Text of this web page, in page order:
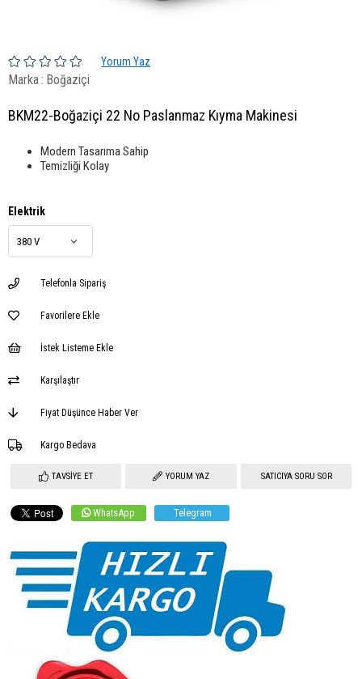
Yorum Yaz
Marka: Boğaziçi
BKM22-Boğaziçi 22 No Paslanmaz Kıyma Makinesi
Modern Tasarıma Sahip
Temizliği Kolay
Elektrik
Telefonla Sipariş
Favorilere Ekle
İstek Listeme Ekle
Karşılaştır
Fiyat Düşünce Haber Ver
Kargo Bedava
TAVSIYE ET YORUM YAZ SATICIYA SORU SOR
WhatsApp Telegram